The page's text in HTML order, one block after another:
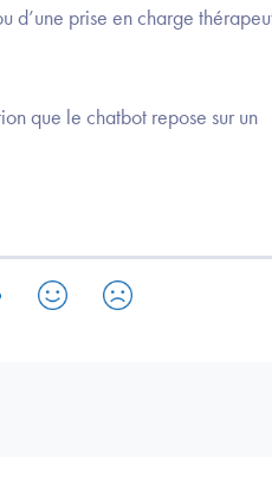
d’une prise en charge
que le chatbot repose sur un